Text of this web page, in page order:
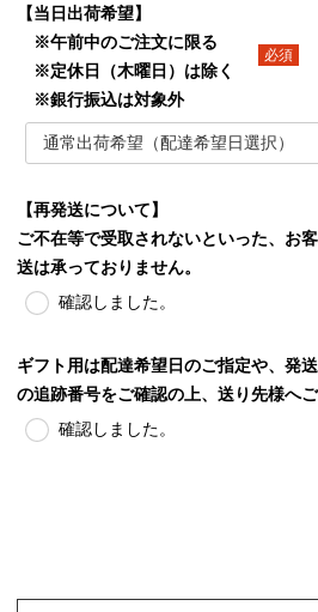
【当日出荷希望】
※午前中のご注文に限る
※定休日（木曜日）は除く
※銀行振込は対象外
【再発送について】
ご不在等で受取されないといった、お
送は承っておりません。
確認しました。
ギフト用は配達希望日のご指定や、発
の追跡番号をご確認の上、送り先様へご
確認しました。